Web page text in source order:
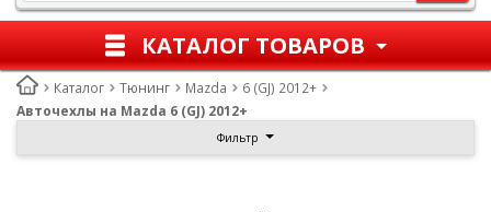
КАТАЛОГ ТОВАРОВ
Каталог Тюнинг Mazda
6 (GJ) 2012+
Авточехлы на Mazda 6 (GJ) 2012+
Фильтр